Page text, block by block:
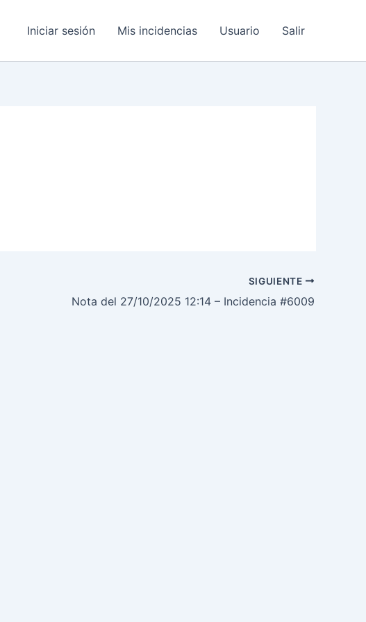
Iniciar sesión Mis incidencias Usuario Salir
SIGUIENTE
Nota del 27/10/2025 12:14 – Incidencia #6009